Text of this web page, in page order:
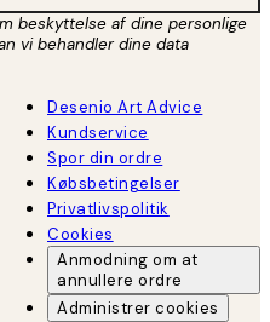
beskyttelse af dine personlige
vi behandler dine data
Desenio Art Advice
Kundservice
Spor din ordre
Købsbetingelser
Privatlivspolitik
Cookies
Anmodning om at
annullere ordre
Administrer cookies